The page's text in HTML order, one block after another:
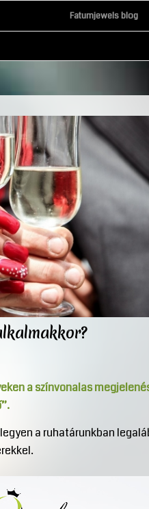
Fatumjewels blog
a színvonalas
a ruhatárunkban